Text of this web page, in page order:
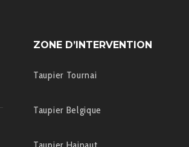
ZONE D’INTERVENTION
Taupier Tournai
Taupier Belgique